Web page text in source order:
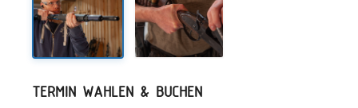
TERMIN WÄHLEN & BUCHEN